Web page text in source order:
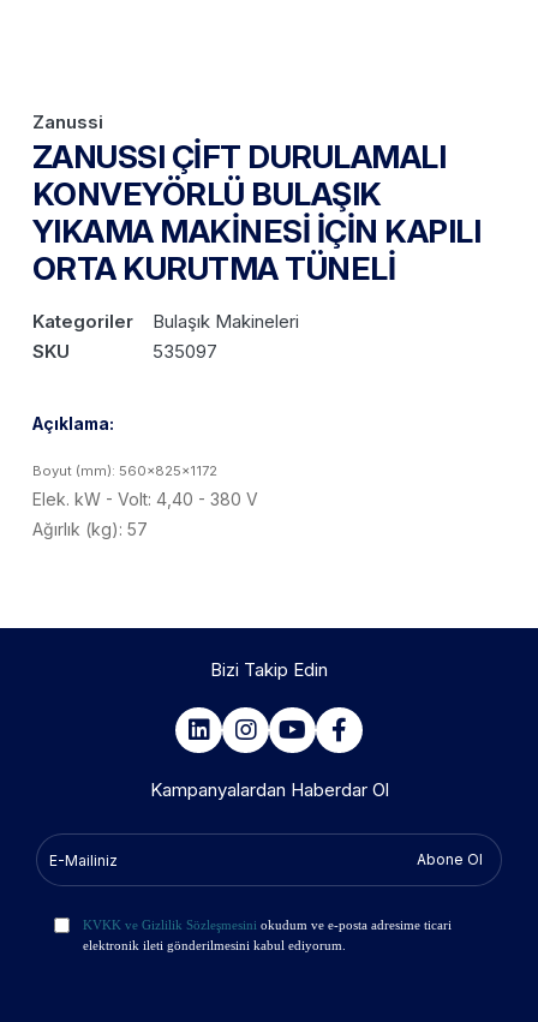
Zanussi
ZANUSSI ÇİFT DURULAMALI
KONVEYÖRLÜ BULAŞIK
YIKAMA MAKİNESİ İÇİN KAPILI
ORTA KURUTMA TÜNELİ
Kategoriler
Bulaşık Makineleri
SKU
535097
Açıklama:
Boyut (mm): 560x825x1172
Elek. kW - Volt: 4,40 - 380 V
Ağırlık (kg): 57
Bizi Takip Edin
Kampanyalardan Haberdar Ol
Abone Ol
KVKK ve Gizlilik Sözleşmesini okudum ve e-posta adresime ticari
elektronik ileti gönderilmesini kabul ediyorum.